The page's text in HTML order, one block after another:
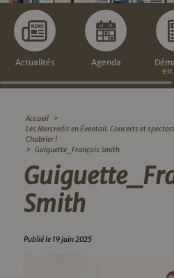
Actualités Agenda
en
Accueil >
Les Mercredis en Éventail. Concerts et
Chabrier !
> Guiguette_François Smith
Smith
Publié le 19 juin 2025